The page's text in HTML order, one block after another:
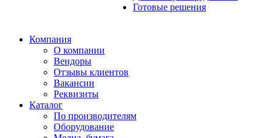
Готовые решения
Компания
О компании
Вендоры
Отзывы клиентов
Вакансии
Реквизиты
Каталог
По производителям
Оборудование